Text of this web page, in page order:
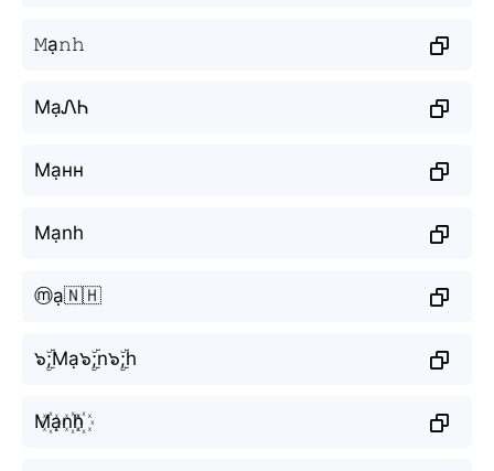
𝙼ạ𝚗𝚑
MạᏁᏂ
Мạнн
Mạnh
ⓜ️ạ🇳🇭
๖ۣۜ;Mạ๖ۣۜ;n๖ۣۜ;h
M꙰ạn꙰h꙰